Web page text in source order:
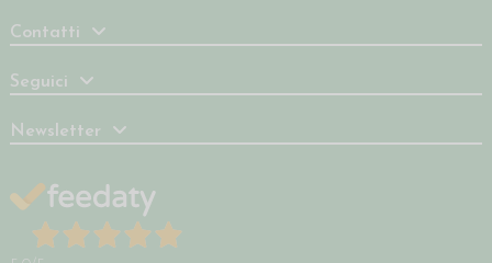
Contatti
Seguici
Newsletter